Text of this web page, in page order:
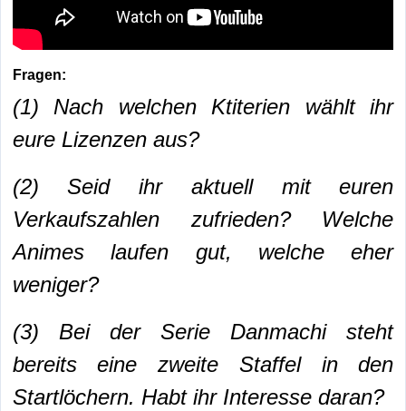
Fragen:
(1) Nach welchen Ktiterien wählt ihr
eure Lizenzen aus?
(2) Seid ihr aktuell mit euren
Verkaufszahlen zufrieden? Welche
Animes laufen gut, welche eher
weniger?
(3) Bei der Serie Danmachi steht
bereits eine zweite Staffel in den
Startlöchern. Habt ihr Interesse daran?